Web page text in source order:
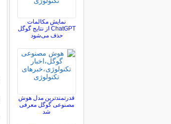
نمایش مکالمات
ChatGPT از نتایج گوگل
حذف می‌شود
قدرتمندترین مدل هوش
مصنوعی گوگل معرفی
شد